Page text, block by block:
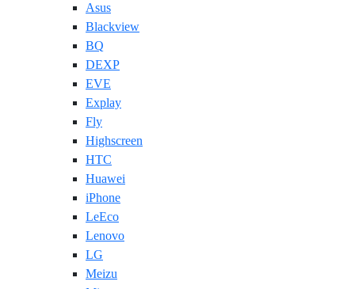
Asus
Blackview
BQ
DEXP
EVE
Explay
Fly
Highscreen
HTC
Huawei
iPhone
LeEco
Lenovo
LG
Meizu